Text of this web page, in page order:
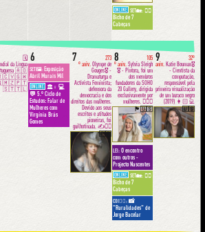
ONLINE SET🏡: 👩‍⚕️
Bicho de 7
Cabeças
🗓
da Língua
🇦🇴
🇸🇹🇹🇱
6
SET🖼:Exposição
Abril Murais Mil
ONLINE 🏛♀︎ 💻
💬 5.º Ciclo de
Estudos: Falar de
Mulheres com
Virgínia Brás
Gomes
7
273
º aniv. Olympe de
Gouges🎖 -
Dramaturga e
Activista Feminista;
defensora da
democracia e dos
direitos das mulheres.
Devido aos seus
escritos e atitudes
pioneiras, foi
guilhotinada. ✍️✊🏼
🇫🇷
8
105
º aniv. Sylvia Sleigh
🎖 - Pintora, foi um
dos membros
fundadores da SOHO
20 Gallery, dirigida
exclusivamente por
mulheres. ✊🏼🎨
🏴󠁧󠁢󠁷󠁬󠁳󠁿🇺🇸
LEI: O encontro
com outros -
Projecto Nascentes
ONLINE SET🏡: 👩‍⚕️
Bicho de 7
Cabeças
COI🦹‍♀️: 📸
"Ruralidades" de
Jorge Bacelar
9
32º
aniv. Katie Bouman🎖
- Cientista da
computação,
responsável pela
primeira visualização
de um buraco negro
(2019) 👩🏻‍💻
🇺🇸